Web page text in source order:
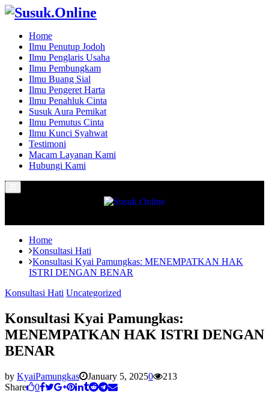
Home
Ilmu Penutup Jodoh
Ilmu Penglaris Usaha
Ilmu Pembungkam
Ilmu Buang Sial
Ilmu Pengeret Harta
Ilmu Penahluk Cinta
Susuk Aura Pemikat
Ilmu Pemutus Cinta
Ilmu Kunci Syahwat
Testimoni
Macam Layanan Kami
Hubungi Kami
Menu
Home
Konsultasi Hati
Konsultasi Kyai Pamungkas: MENEMPATKAN HAK
ISTRI DENGAN BENAR
Konsultasi Hati Uncategorized
Konsultasi Kyai Pamungkas:
MENEMPATKAN HAK ISTRI DENGAN
BENAR
by KyaiPamungkas January 5, 20250
213
Share
0